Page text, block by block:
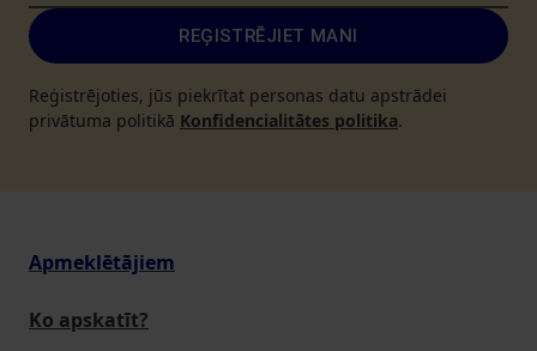
REĢISTRĒJIET MANI
Reģistrējoties, jūs piekrītat personas datu apstrādei
privātuma politikā Konfidencialitātes politika.
Apmeklētājiem
Ko apskatīt?